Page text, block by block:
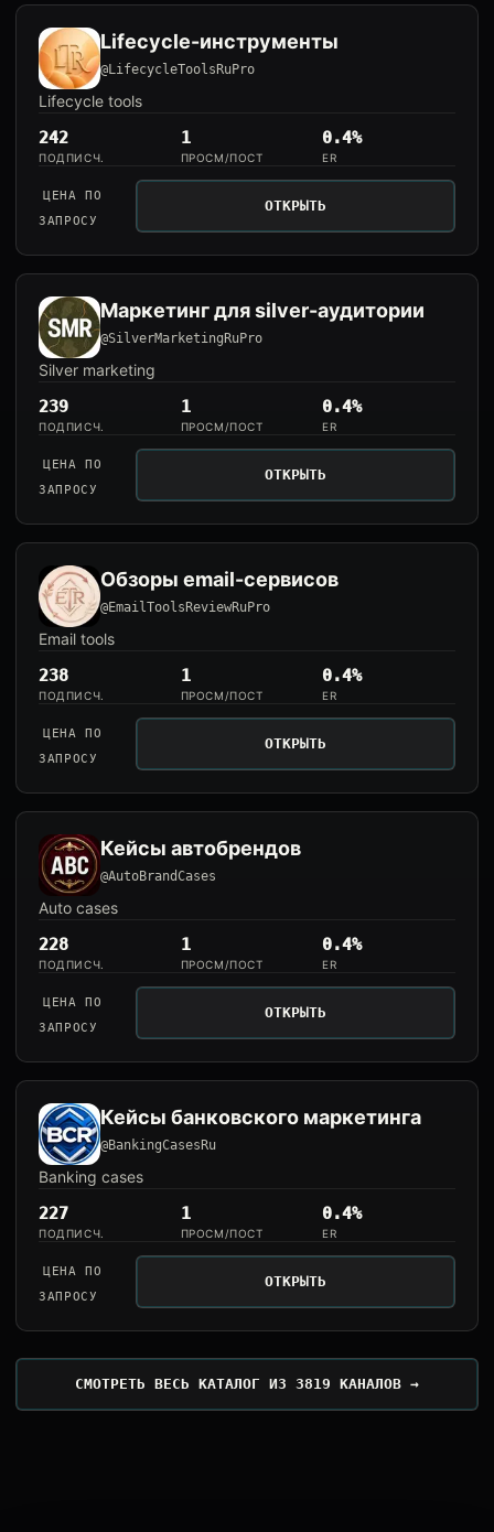
Lifecycle-инструменты
@LifecycleToolsRuPro
Lifecycle tools
242
ПОДПИСЧ.
1
ПРОСМ/ПОСТ
0.4%
ER
ЦЕНА ПО
ЗАПРОСУ
ОТКРЫТЬ
Маркетинг для silver-аудитории
@SilverMarketingRuPro
Silver marketing
239
ПОДПИСЧ.
1
ПРОСМ/ПОСТ
0.4%
ER
ЦЕНА ПО
ЗАПРОСУ
ОТКРЫТЬ
Обзоры email-сервисов
@EmailToolsReviewRuPro
Email tools
238
ПОДПИСЧ.
1
ПРОСМ/ПОСТ
0.4%
ER
ЦЕНА ПО
ЗАПРОСУ
ОТКРЫТЬ
Кейсы автобрендов
@AutoBrandCases
Auto cases
228
ПОДПИСЧ.
1
ПРОСМ/ПОСТ
0.4%
ER
ЦЕНА ПО
ЗАПРОСУ
ОТКРЫТЬ
Кейсы банковского маркетинга
@BankingCasesRu
Banking cases
227
ПОДПИСЧ.
1
ПРОСМ/ПОСТ
0.4%
ER
ЦЕНА ПО
ЗАПРОСУ
ОТКРЫТЬ
СМОТРЕТЬ ВЕСЬ КАТАЛОГ ИЗ 3819 КАНАЛОВ →